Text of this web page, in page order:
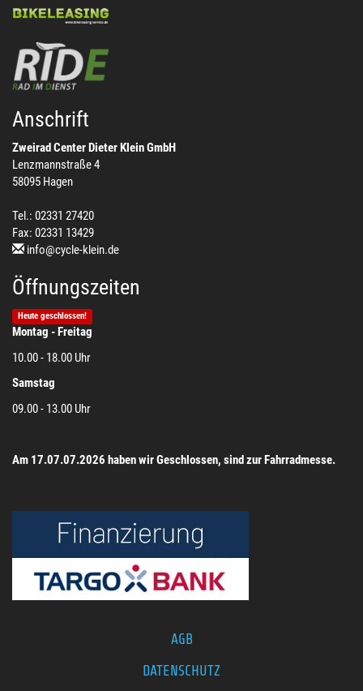
Anschrift
Zweirad Center Dieter Klein GmbH
Lenzmannstraße 4
58095 Hagen
Tel.: 02331 27420
Fax: 02331 13429
info@cycle-klein.de
Öffnungszeiten
Heute geschlossen!
Montag - Freitag
10.00 - 18.00 Uhr
Samstag
09.00 - 13.00 Uhr
Am 17.07.07.2026 haben wir Geschlossen, sind zur Fahrradmesse.
AGB
DATENSCHUTZ